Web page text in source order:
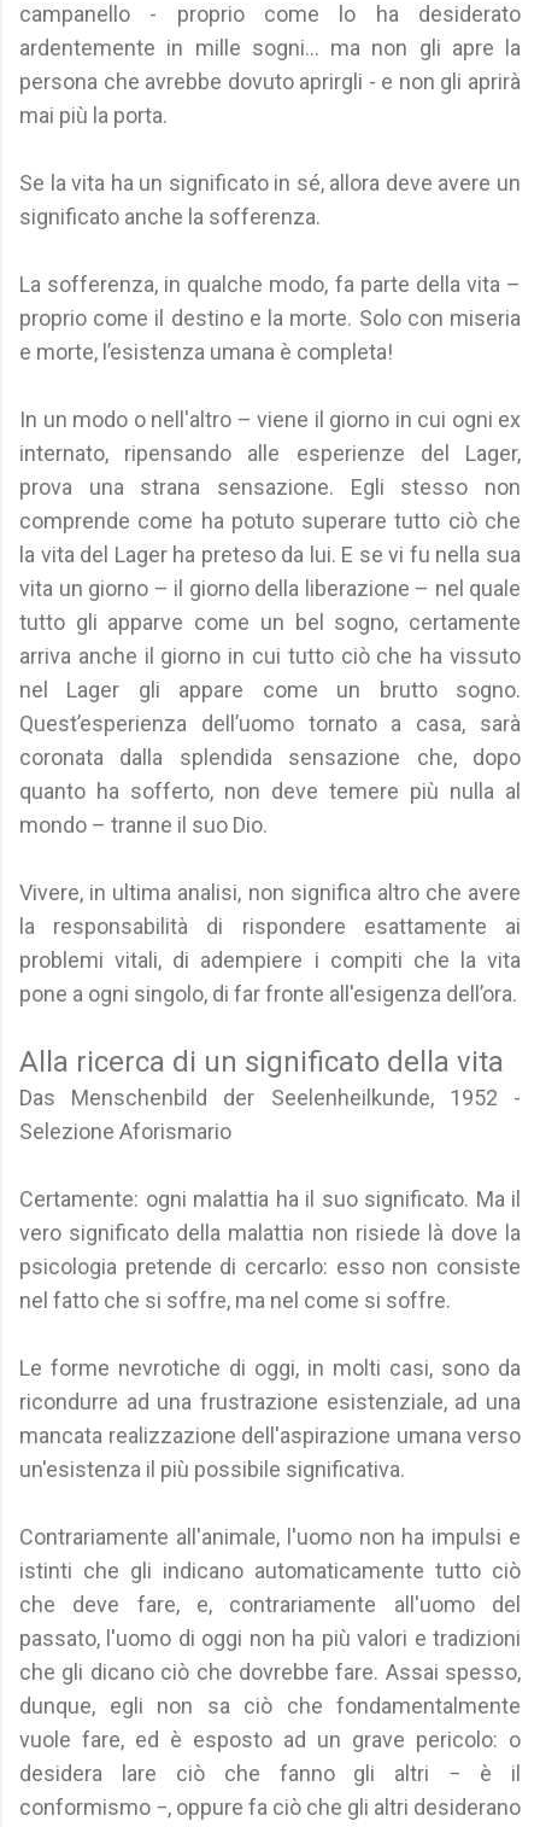
campanello - proprio come lo ha desiderato
ardentemente in mille sogni... ma non gli apre la
persona che avrebbe dovuto aprirgli - e non gli aprirà
mai più la porta.
Se la vita ha un significato in sé, allora deve avere un
significato anche la sofferenza.
La sofferenza, in qualche modo, fa parte della vita –
proprio come il destino e la morte. Solo con miseria
e morte, l’esistenza umana è completa!
In un modo o nell'altro – viene il giorno in cui ogni ex
internato, ripensando alle esperienze del Lager,
prova una strana sensazione. Egli stesso non
comprende come ha potuto superare tutto ciò che
la vita del Lager ha preteso da lui. E se vi fu nella sua
vita un giorno – il giorno della liberazione – nel quale
tutto gli apparve come un bel sogno, certamente
arriva anche il giorno in cui tutto ciò che ha vissuto
nel Lager gli appare come un brutto sogno.
Quest’esperienza dell’uomo tornato a casa, sarà
coronata dalla splendida sensazione che, dopo
quanto ha sofferto, non deve temere più nulla al
mondo – tranne il suo Dio.
Vivere, in ultima analisi, non significa altro che avere
la responsabilità di rispondere esattamente ai
problemi vitali, di adempiere i compiti che la vita
pone a ogni singolo, di far fronte all'esigenza dell’ora.
Alla ricerca di un significato della vita
Das Menschenbild der Seelenheilkunde, 1952 -
Selezione Aforismario
Certamente: ogni malattia ha il suo significato. Ma il
vero significato della malattia non risiede là dove la
psicologia pretende di cercarlo: esso non consiste
nel fatto che si soffre, ma nel come si soffre.
Le forme nevrotiche di oggi, in molti casi, sono da
ricondurre ad una frustrazione esistenziale, ad una
mancata realizzazione dell'aspirazione umana verso
un'esistenza il più possibile significativa.
Contrariamente all'animale, l'uomo non ha impulsi e
istinti che gli indicano automaticamente tutto ciò
che deve fare, e, contrariamente all'uomo del
passato, l'uomo di oggi non ha più valori e tradizioni
che gli dicano ciò che dovrebbe fare. Assai spesso,
dunque, egli non sa ciò che fondamentalmente
vuole fare, ed è esposto ad un grave pericolo: o
desidera lare ciò che fanno gli altri − è il
conformismo −, oppure fa ciò che gli altri desiderano